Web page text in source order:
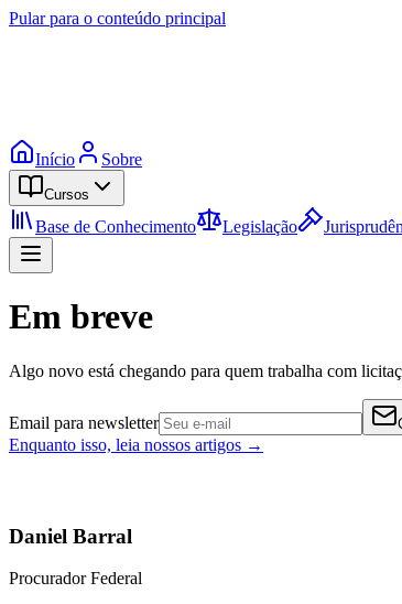
Pular para o conteúdo principal
Início Sobre
Cursos
Base de Conhecimento Legislação
Em breve
Algo novo está chegando para quem trabalha com
Email para newsletter
Enquanto isso, leia nossos artigos →
Daniel Barral
Procurador Federal